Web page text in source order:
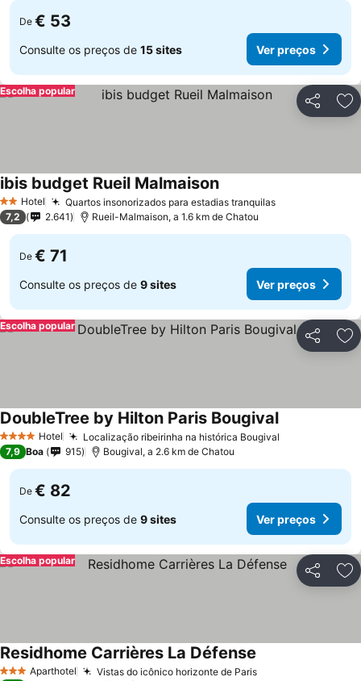
De € 53
Consulte os preços de 15 sites Ver preços
Partilhar
Escolha popular
2 Estrelas
Hotel Quartos insonorizados para estadias tranquilasVer preços
ibis budget Rueil MalmaisonVer preços
7,2 2.641 Rueil-Malmaison, a 1.6 km de Chatou
De € 71
Consulte os preços de 9 sites Ver preços
Partilhar
Escolha popular
4 EstrelasHotel Localização ribeirinha na histórica Bougival
DoubleTree by Hilton Paris BougivalVer preços
7,9 Boa 915 Bougival, a 2.6 km de Chatou
De € 82
Consulte os preços de 9 sites Ver preços
Partilhar
Escolha popular
3 EstrelasAparthotel Vistas do icônico horizonte de ParisVer preços
Residhome Carrières La Défense